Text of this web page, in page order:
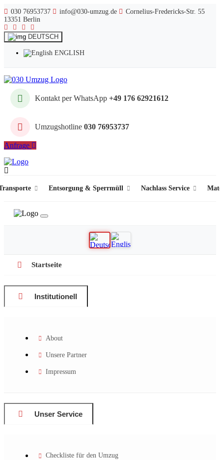
030 76953737 info@030-umzug.de
Cornelius-Fredericks-Str. 55
13351 Berlin
DEUTSCH
ENGLISH
Kontakt per WhatsApp +49 176 62921612
Umzugshotline 030 76953737
Anfrage
Entsorgung & Sperrmüll Nachlass Service
Startseite
Institutionell
About
Unsere Partner
Impressum
Unser Service
Checkliste für den Umzug